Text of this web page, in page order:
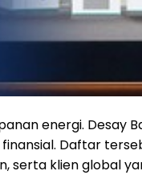
energi.
Daftar
klien global